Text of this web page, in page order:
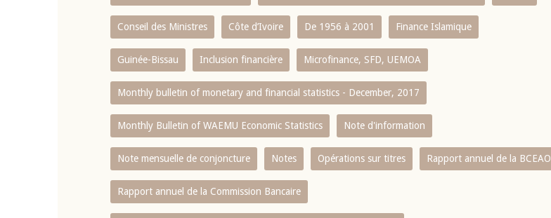
Conseil des Ministres Côte d’Ivoire De 1956 à 2001 Finance Islamique
Guinée-Bissau Inclusion financière Microfinance, SFD, UEMOA
Monthly bulletin of monetary and financial statistics - December, 2017
Monthly Bulletin of WAEMU Economic Statistics Note d'information
Note mensuelle de conjoncture Notes Opérations sur titres Rapport annuel de la BCEAO
Rapport annuel de la Commission Bancaire